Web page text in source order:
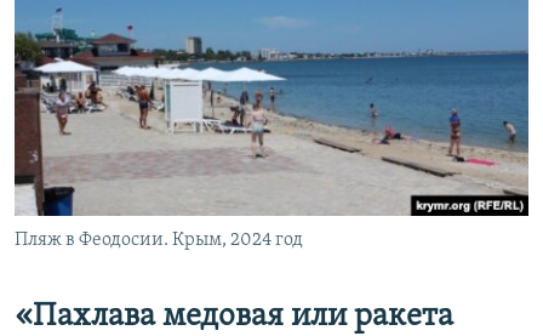
Пляж в Феодосии. Крым, 2024 год
«Пахлава медовая или ракета